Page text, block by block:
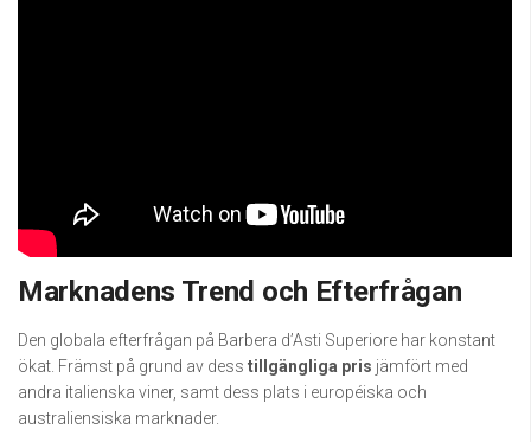
Marknadens Trend och Efterfrågan
Den globala efterfrågan på Barbera d’Asti Superiore har konstant
ökat. Främst på grund av dess tillgängliga pris jämfört med
andra italienska viner, samt dess plats i européiska och
australiensiska marknader.